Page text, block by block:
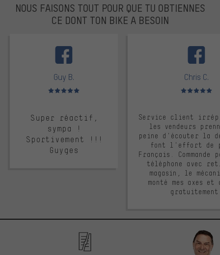
NOUS FAISONS TOUT POUR QUE TU OBTIENNES
CE DONT TON BIKE A BESOIN
Guy B.
Note moyenne : 5 sur 5
Super réactif,
sympa !
Sportivement !!!
Guyges
Chris C.
Note moyenne :
Service client
les vendeurs
peine d'écouter la
font l'effort de
Français. Commande
téléphone avec
magasin, le
monté mes axes et